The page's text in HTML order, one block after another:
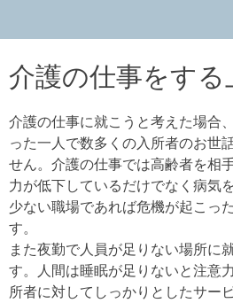
介護の仕事をす
介護の仕事に就こうと考えた場合
った一人で数多くの入所者のお世
せん。介護の仕事では高齢者を相
力が低下しているだけでなく病気
少ない職場であれば危機が起こっ
す。
また夜勤で人員が足りない場所に
す。人間は睡眠が足りないと注意
所者に対してしっかりとしたサー